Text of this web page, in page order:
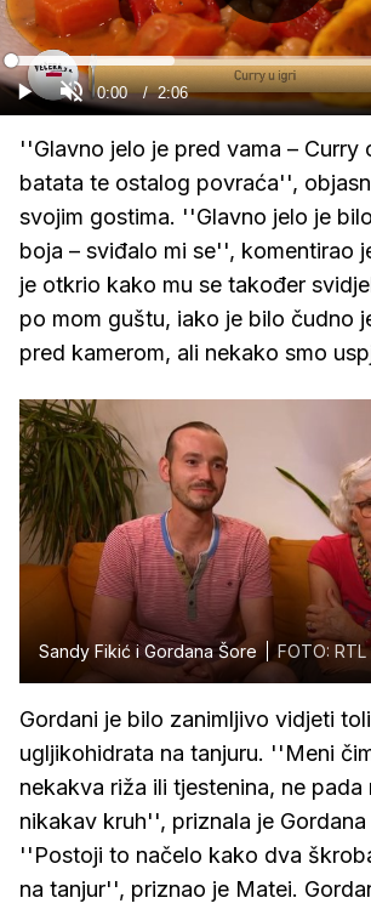
GledajUpali
zvuk
Current
Time
0:00 / Duration
2:06
Loaded:
31.44%
''Glavno jelo je pred vama – Curry
batata te ostalog povraća'',
svojim gostima. ''Glavno jelo je
boja – sviđalo mi se'', komentirao
je otkrio kako mu se također
po mom guštu, iako je bilo čudno
pred kamerom, ali nekako smo
Sandy Fikić i Gordana Šore FOTO: RTL
Gordani je bilo zanimljivo vidjeti
ugljikohidrata na tanjuru. ''Meni
nekakva riža ili tjestenina, ne pada
nikakav kruh'', priznala je Gordana
''Postoji to načelo kako dva
na tanjur'', priznao je Matei.